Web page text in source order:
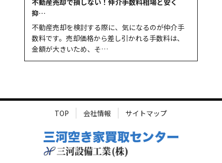
抑…
不動産売却を検討する際に、気になるのが仲介手
数料です。売却価格から差し引かれる手数料は、
金額が大きいため、そ…
TOP 会社情報 サイトマップ